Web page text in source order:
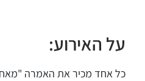
על האירוע:
כל אחד מכיר את האמרה